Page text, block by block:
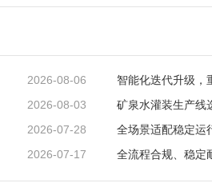
2026-08-06
2026-08-03
2026-07-28
2026-07-17